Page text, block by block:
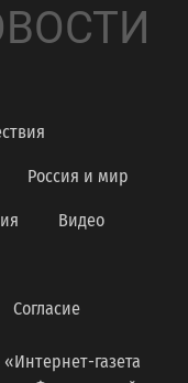
Россия и мир
Видео
Согласие
газета